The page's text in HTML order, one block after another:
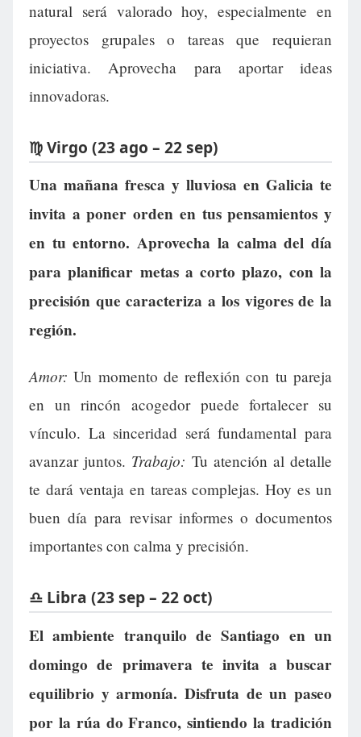
natural será valorado hoy, especialmente en
proyectos grupales o tareas que requieran
iniciativa. Aprovecha para aportar ideas
innovadoras.
♍ Virgo (23 ago – 22 sep)
Una mañana fresca y lluviosa en Galicia te
invita a poner orden en tus pensamientos y
en tu entorno. Aprovecha la calma del día
para planificar metas a corto plazo, con la
precisión que caracteriza a los vigores de la
región.
Amor: Un momento de reflexión con tu pareja
en un rincón acogedor puede fortalecer su
vínculo. La sinceridad será fundamental para
avanzar juntos. Trabajo: Tu atención al detalle
te dará ventaja en tareas complejas. Hoy es un
buen día para revisar informes o documentos
importantes con calma y precisión.
♎ Libra (23 sep – 22 oct)
El ambiente tranquilo de Santiago en un
domingo de primavera te invita a buscar
equilibrio y armonía. Disfruta de un paseo
por la rúa do Franco, sintiendo la tradición